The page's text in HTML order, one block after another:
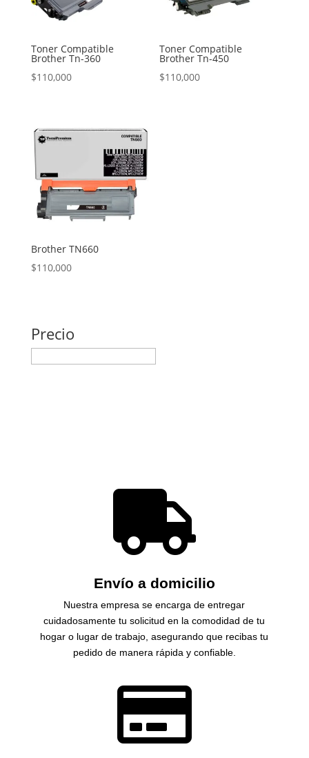
Toner Compatible
Brother Tn-360
$110,000
Toner Compatible
Brother Tn-450
$110,000
Brother TN660
$110,000
Precio

Envío a domicilio
Nuestra empresa se encarga de entregar
cuidadosamente tu solicitud en la comodidad de tu
hogar o lugar de trabajo, asegurando que recibas tu
pedido de manera rápida y confiable.
